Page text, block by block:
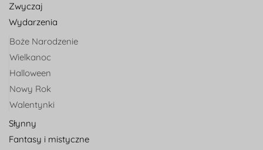
Zwyczaj
Wydarzenia
Boże Narodzenie
Wielkanoc
Halloween
Nowy Rok
Walentynki
Słynny
Fantasy i mistyczne